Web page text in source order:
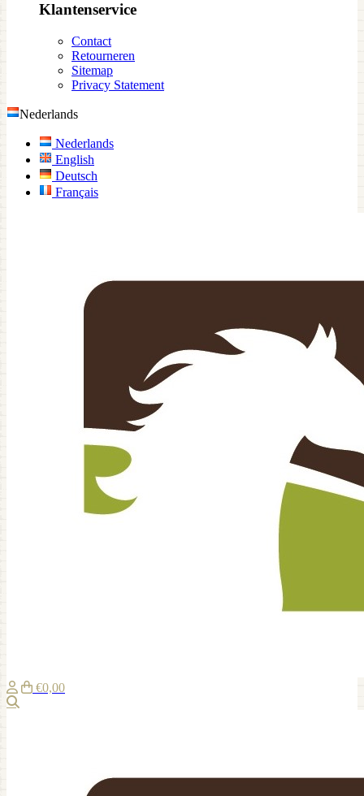
Klantenservice
Contact
Retourneren
Sitemap
Privacy Statement
Nederlands
Nederlands
English
Deutsch
Français
€0,00